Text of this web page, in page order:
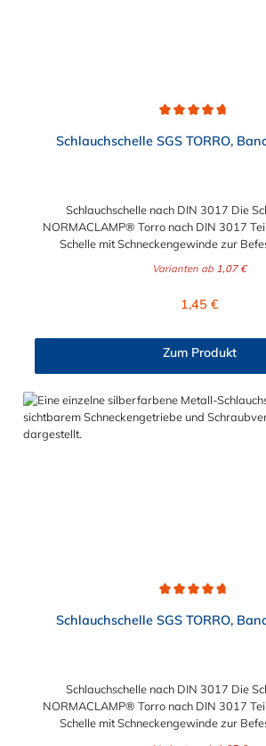
Schlauchschelle nach DIN 3017 Die
NORMACLAMP® Torro nach DIN 3017
Schelle mit Schneckengewinde zur
aus, ist einfach montierbar,
somit die richtige Wahl für
210 mm in verschiedenen
Varianten ab 1,07 €
Regulärer Preis:
1,45 €
Zum Produkt
Schlauchschelle nach DIN 3017 Die
NORMACLAMP® Torro nach DIN 3017
Schelle mit Schneckengewinde zur